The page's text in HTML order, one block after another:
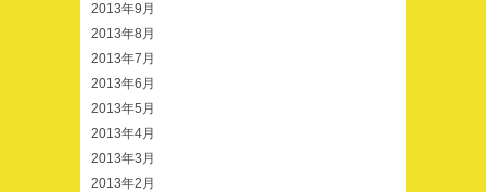
2013年9月
2013年8月
2013年7月
2013年6月
2013年5月
2013年4月
2013年3月
2013年2月